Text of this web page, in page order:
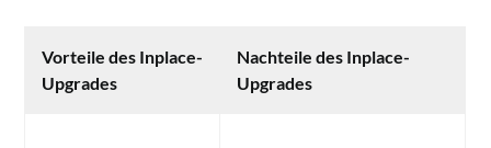
Vorteile des Inplace-
Upgrades
Nachteile des Inplace-
Upgrades